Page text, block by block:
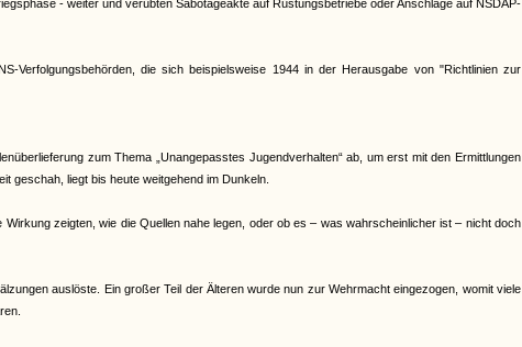
- weiter und verübten Sabotageakte auf Rüstungsbetriebe oder Anschläge auf NSDAP-
Verfolgungsbehörden, die sich beispielsweise 1944 in der Herausgabe von "Richtlinien zur
zum Thema „Unangepasstes Jugendverhalten“ ab, um erst mit den Ermittlungen
geschah, liegt bis heute weitgehend im Dunkeln.
zeigten, wie die Quellen nahe legen, oder ob es – was wahrscheinlicher ist – nicht doch
auslöste. Ein großer Teil der Älteren wurde nun zur Wehrmacht eingezogen, womit viele